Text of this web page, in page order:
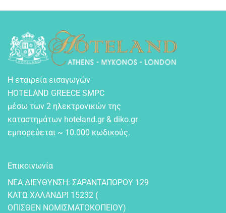
46,00€.είναι:
Η εταιρεία εισαγωγών
HOTELAND GREECE SMPC
μέσω των 2 ηλεκτρονικών της
καταστημάτων hoteland.gr & diko.gr
εμπορεύεται ~ 10.000 κωδικούς.
Επικοινωνία
NEA ΔIEYΘYNΣH: ΣAPANTAΠOPOY 129
KATΩ XAΛANΔPI 15232 (
OΠIΣΘEN NOMIΣMATOKOΠEIOY)